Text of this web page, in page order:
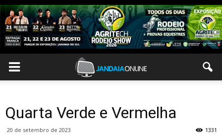
Quarta Verde e Vermelha
20 de setembro de 2023 1331